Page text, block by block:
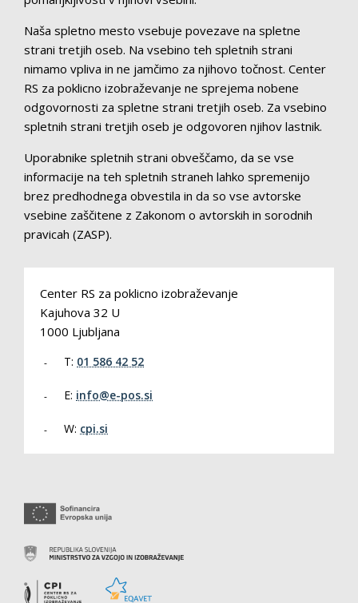
Naša spletno mesto vsebuje povezave na spletne
strani tretjih oseb. Na vsebino teh spletnih strani
nimamo vpliva in ne jamčimo za njihovo točnost. Center
RS za poklicno izobraževanje ne sprejema nobene
odgovornosti za spletne strani tretjih oseb. Za vsebino
spletnih strani tretjih oseb je odgovoren njihov lastnik.
Uporabnike spletnih strani obveščamo, da se vse
informacije na teh spletnih straneh lahko spremenijo
brez predhodnega obvestila in da so vse avtorske
vsebine zaščitene z Zakonom o avtorskih in sorodnih
pravicah (ZASP).
Center RS za poklicno izobraževanje
Kajuhova 32 U
1000 Ljubljana
T: 01 586 42 52
E: info@e-pos.si
W: cpi.si